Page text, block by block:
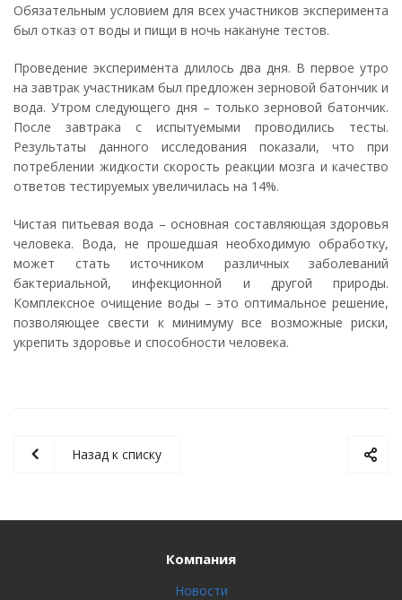
Обязательным условием для всех участников эксперимента
был отказ от воды и пищи в ночь накануне тестов.
Проведение эксперимента длилось два дня. В первое утро
на завтрак участникам был предложен зерновой батончик и
вода. Утром следующего дня – только зерновой батончик.
После завтрака с испытуемыми проводились тесты.
Результаты данного исследования показали, что при
потреблении жидкости скорость реакции мозга и качество
ответов тестируемых увеличилась на 14%.
Чистая питьевая вода – основная составляющая здоровья
человека. Вода, не прошедшая необходимую обработку,
может стать источником различных заболеваний
бактериальной, инфекционной и другой природы.
Комплексное очищение воды – это оптимальное решение,
позволяющее свести к минимуму все возможные риски,
укрепить здоровье и способности человека.
Назад к списку
Компания
Новости